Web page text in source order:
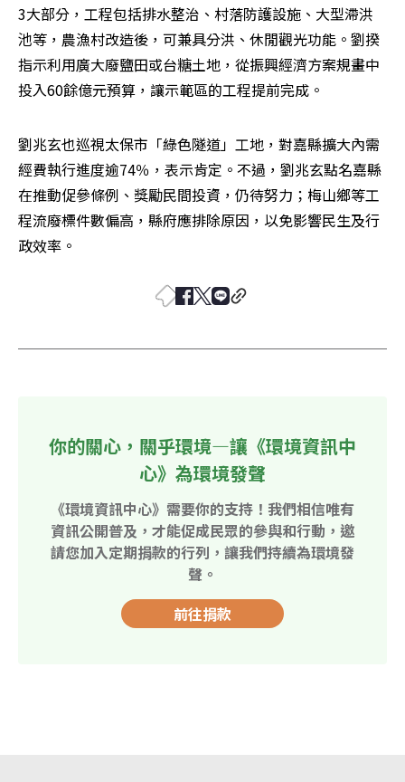
3大部分，工程包括排水整治、村落防護設施、大型滯洪
池等，農漁村改造後，可兼具分洪、休閒觀光功能。劉揆
指示利用廣大廢鹽田或台糖土地，從振興經濟方案規畫中
投入60餘億元預算，讓示範區的工程提前完成。
劉兆玄也巡視太保市「綠色隧道」工地，對嘉縣擴大內需
經費執行進度逾74％，表示肯定。不過，劉兆玄點名嘉縣
在推動促參條例、獎勵民間投資，仍待努力；梅山鄉等工
程流廢標件數偏高，縣府應排除原因，以免影響民生及行
政效率。
你的關心，關乎環境—讓《環境資訊中
心》為環境發聲
《環境資訊中心》需要你的支持！我們相信唯有
資訊公開普及，才能促成民眾的參與和行動，邀
請您加入定期捐款的行列，讓我們持續為環境發
聲。
前往捐款